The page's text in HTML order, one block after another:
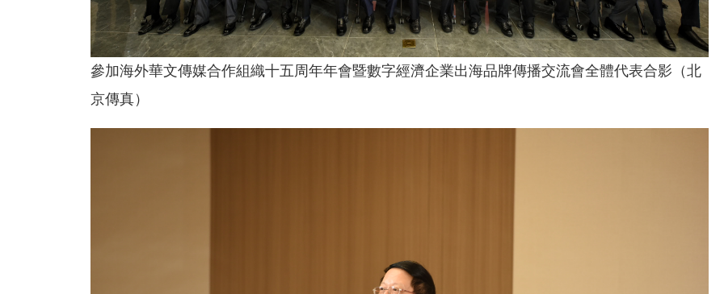
參加海外華文傳媒合作組織十五周年年會暨數字經濟企業出海品牌傳播交流會全體代表合影（北
京傳真）